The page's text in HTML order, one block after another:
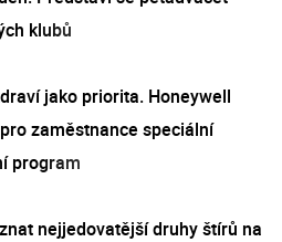
klubů
jako priorita. Honeywell
zaměstnance speciální
program
nejjedovatější druhy štírů na